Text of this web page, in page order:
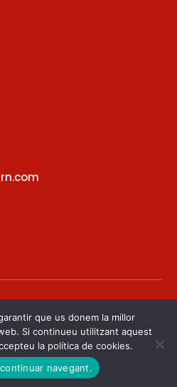
per – Digital34
que us donem la millor
Si continueu utilitzant aquest
la política de cookies.
navegant.